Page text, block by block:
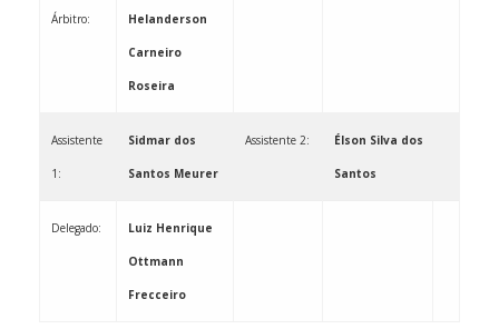
Árbitro: Helanderson
Carneiro
Roseira
Assistente
1:
Sidmar dos
Santos Meurer
Assistente 2: Élson Silva dos
Santos
Delegado: Luiz Henrique
Ottmann
Frecceiro